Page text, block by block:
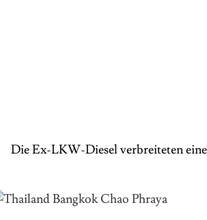
Die Ex-LKW-Diesel verbreiteten